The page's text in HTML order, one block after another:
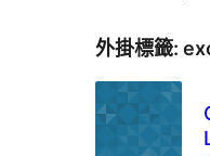
外掛標籤: